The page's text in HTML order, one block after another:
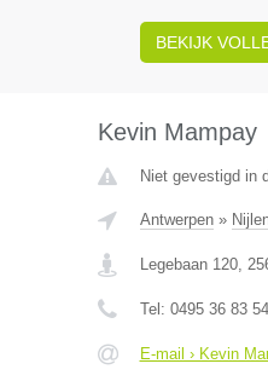
BEKIJK
Kevin Mampay
Niet gevestigd in
Antwerpen»
Legebaan 120,
Tel: 0495 36 83 54
E-mail › Kevin